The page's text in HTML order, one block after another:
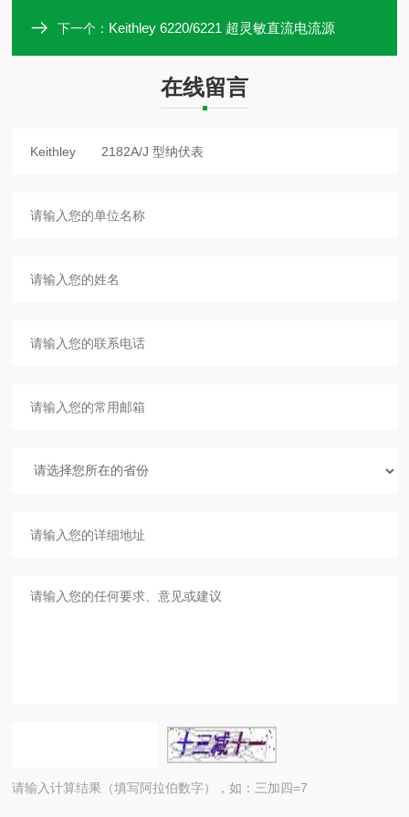
下一个： Keithley 6220/6221 超灵敏直流电流源
在线留言
请输入计算结果（填写阿拉伯数字），如：三加四=7